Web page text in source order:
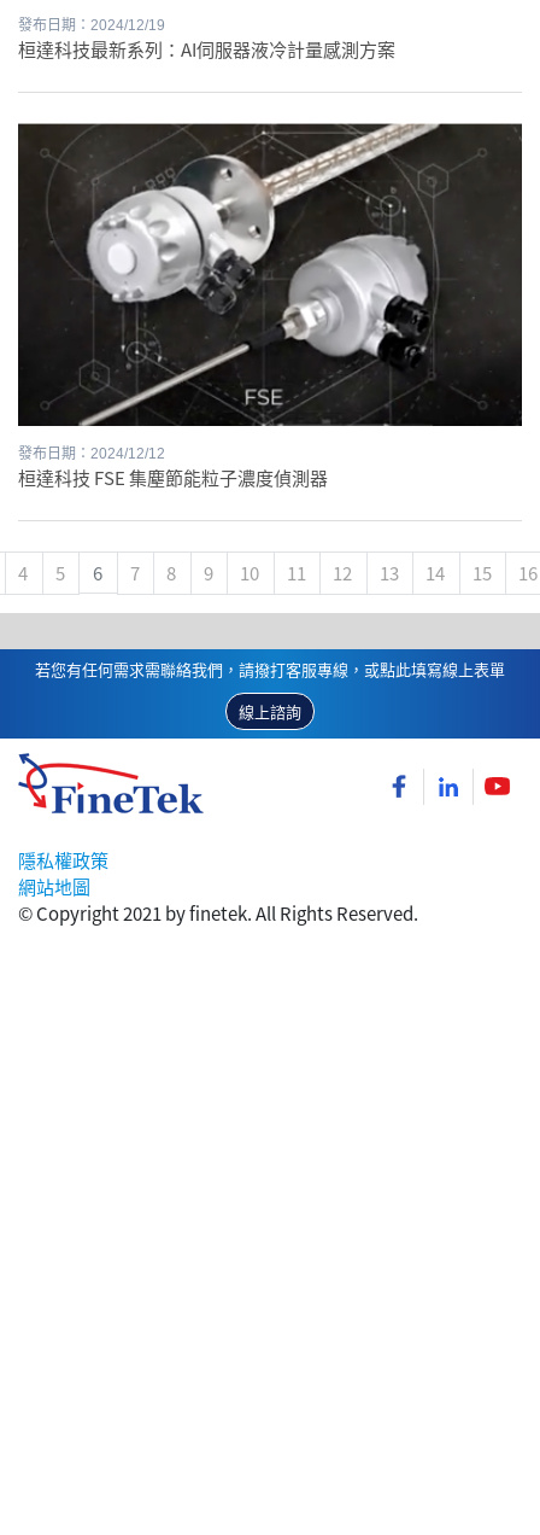
發布日期：2024/12/19
桓達科技最新系列：AI伺服器液冷計量感測方案
發布日期：2024/12/12
桓達科技 FSE 集塵節能粒子濃度偵測器
4 5 6 7 8 9 10 11 12 13 14 15 16
若您有任何需求需聯絡我們，請撥打客服專線，或點此填寫線上表單
線上諮詢
隱私權政策
網站地圖
© Copyright 2021 by finetek. All Rights Reserved.